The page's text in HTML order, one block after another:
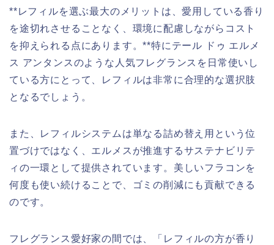
**レフィルを選ぶ最大のメリットは、愛用している香り
を途切れさせることなく、環境に配慮しながらコスト
を抑えられる点にあります。**特にテール ドゥ エルメ
ス アンタンスのような人気フレグランスを日常使いし
ている方にとって、レフィルは非常に合理的な選択肢
となるでしょう。
また、レフィルシステムは単なる詰め替え用という位
置づけではなく、エルメスが推進するサステナビリテ
ィの一環として提供されています。美しいフラコンを
何度も使い続けることで、ゴミの削減にも貢献できる
のです。
フレグランス愛好家の間では、「レフィルの方が香り